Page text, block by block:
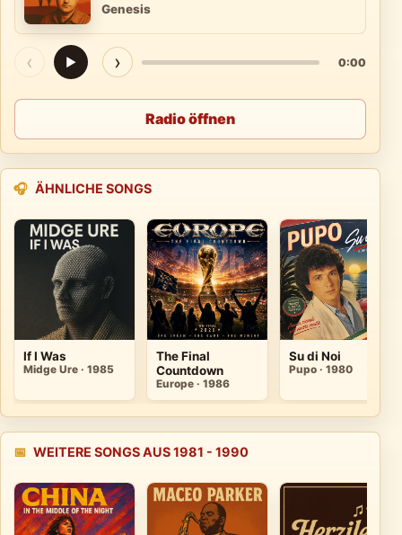
Genesis
‹ ▶ › 0:00
Radio öffnen
🎧 ÄHNLICHE SONGS
If I Was
Midge Ure · 1985
The Final
Countdown
Europe · 1986
Su di Noi
Pupo · 1980
📅 WEITERE SONGS AUS 1981 - 1990